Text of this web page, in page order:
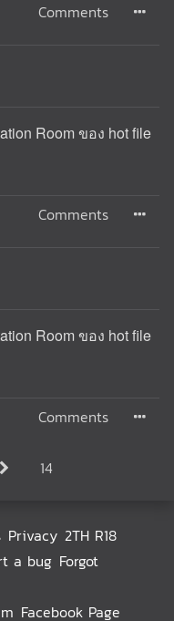
Comments
Room ของ hot file
Comments
Room ของ hot file
Comments
14
Privacy 2TH R18
a bug Forgot
Facebook Page